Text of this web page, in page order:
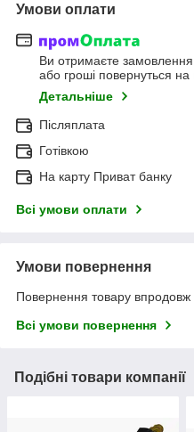
Умови оплати
Ви отримаєте замовлення
або гроші повернуться на
Детальніше
Післяплата
Готівкою
На карту Приват банку
Всі умови оплати
Умови повернення
Повернення товару впродовж
Всі умови повернення
Подібні товари компанії